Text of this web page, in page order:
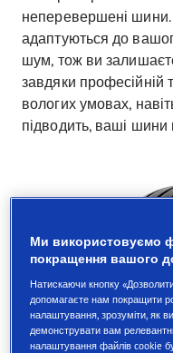
неперевершені
адаптуються до
шум, тож ви
завдяки професійній
вологих умовах,
підводить, ваші шини
Ми використовуємо
покращення вашого
Натискаючи кнопку
допомагаєте нам покращити
налаштування, зрозуміти, як
демонструвати вам
налаштування файлів cookie